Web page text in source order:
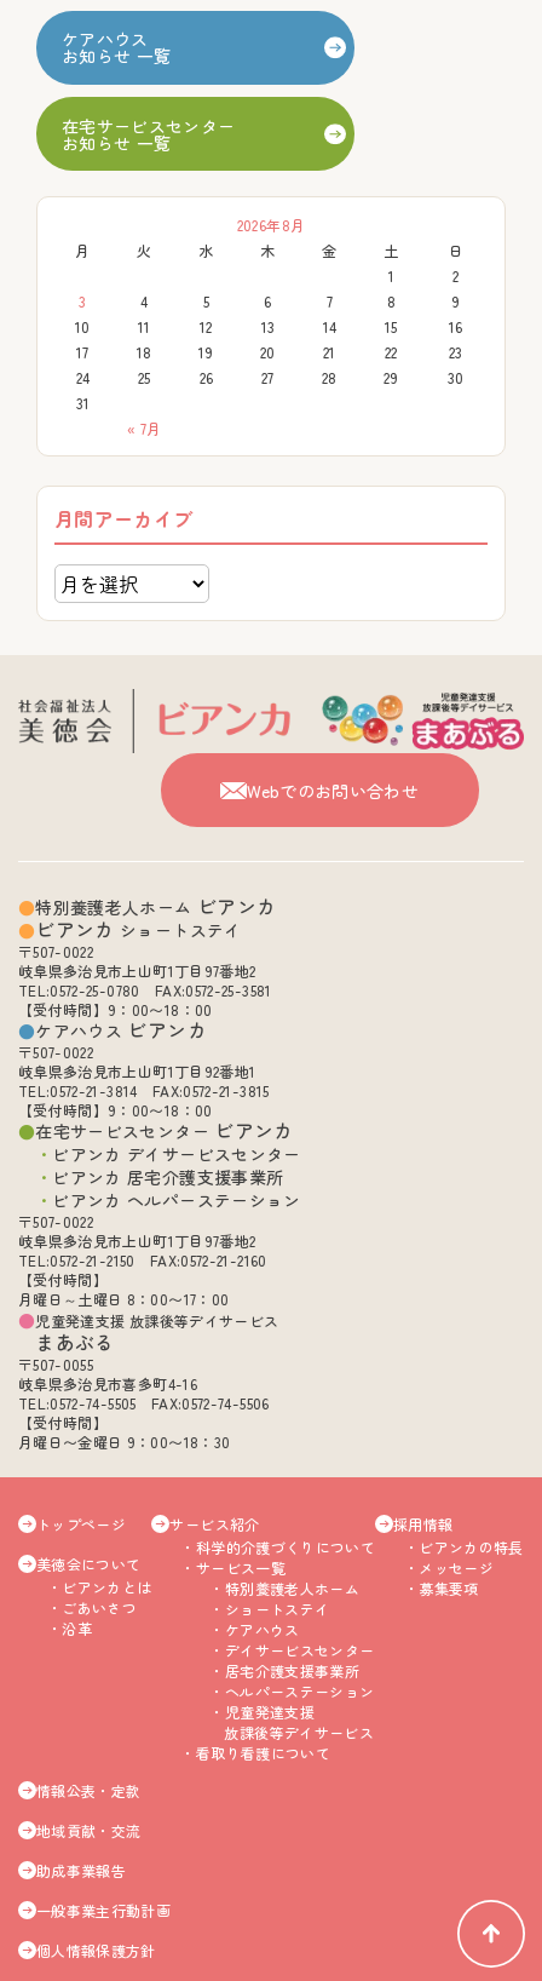
ケアハウス
お知らせ 一覧
在宅サービスセンター
お知らせ 一覧
2026年8月
月
火 水 木 金 土 日
« 7月
1
2
3
4 5 6 7 8
9
10
11 12 13 14 15
16
17
18 19 20 21 22
23
24
25 26 27 28 29
30
31
月間アーカイブ
Webでのお問い合わせ
特別養護老人ホーム ビアンカ
ビアンカ ショートステイ
〒507-0022
岐阜県多治見市上山町1丁目97番地2
TEL:0572-25-0780 FAX:0572-25-3581
【受付時間】9：00〜18：00
ケアハウス ビアンカ
〒507-0022
岐阜県多治見市上山町1丁目92番地1
TEL:0572-21-3814 FAX:0572-21-3815
【受付時間】9：00〜18：00
在宅サービスセンター ビアンカ
ビアンカ デイサービスセンター
ビアンカ 居宅介護支援事業所
ビアンカ ヘルパーステーション
〒507-0022
岐阜県多治見市上山町1丁目97番地2
TEL:0572-21-2150 FAX:0572-21-2160
【受付時間】
月曜日～土曜日 8：00〜17：00
児童発達支援 放課後等デイサービス
まあぶる
〒507-0055
岐阜県多治見市喜多町4-16
TEL:0572-74-5505 FAX:0572-74-5506
【受付時間】
月曜日〜金曜日 9：00〜18：30
トップページ
美徳会について
ビアンカとは
ごあいさつ
沿革
サービス紹介
科学的介護づくりについて
サービス一覧
特別養護老人ホーム
ショートステイ
ケアハウス
デイサービスセンター
居宅介護支援事業所
ヘルパーステーション
児童発達支援
放課後等デイサービス
看取り看護について
採用情報
ビアンカの特長
メッセージ
募集要項
情報公表・定款
地域貢献・交流
助成事業報告
一般事業主行動計画
個人情報保護方針